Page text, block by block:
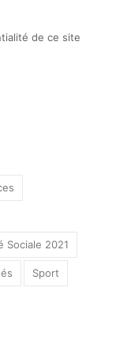
de ce site
Sociale 2021
Sport